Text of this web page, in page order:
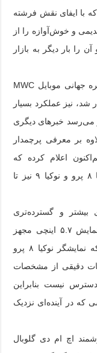
با ایفای نقش فرشته
و خوش‌آوازه را از
بار دیگر به بازار
اچ ام دی گلوبال و نوکیا در رویداد بزرگ کنگره جهانی موبایل MWC
شد، نیز عملکرد بسیار
می‌رسد خبرهای دیگری
بر معرفی پرچمدار
۸ سیروکو، هم‌اکنون اعلام کرده که
می‌خواهد دو گوشی دیگری تحت عنوان نوکیا ۸ پرو و نوکیا ۹ نیز تا
۹ از قابلیت‌های بیشتر و گسترده‌تری
بهره‌مند خواهد شد که تجهیز به یک صفحه نمایش ۵.۷ اینچی مجهز
است از آن جمله است و این در حالیست که نمایشگر نوکیا ۸ پرو
اطلاعات دقیقی از مشخصات
نیست بنابراین
که در آینده‌ای نزدیک
گوشی هوشمند اچ ام دی گلوبال